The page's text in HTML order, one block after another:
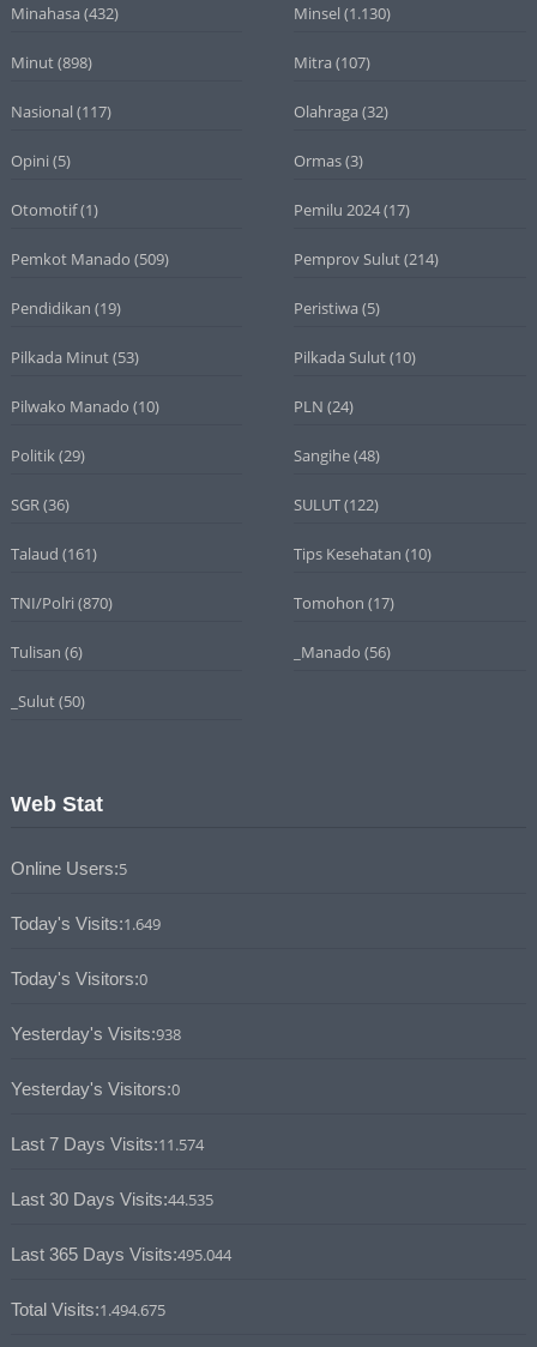
Minahasa (432) Minsel (1.130)
Minut(898) Mitra (107)
Nasional (117) Olahraga (32)
Opini (5) Ormas(3)
Otomotif(1) Pemilu 2024(17)
Pemkot Manado (509) Pemprov Sulut(214)
Pendidikan (19) Peristiwa (5)
Pilkada Minut(53) Pilkada Sulut(10)
Pilwako Manado (10) PLN (24)
Politik(29) Sangihe(48)
SGR(36) SULUT(122)
Talaud (161) Tips Kesehatan (10)
TNI/Polri (870) Tomohon (17)
Tulisan (6) _Manado (56)
_Sulut(50)
Web Stat
Online Users:5
Today's Visits:1.649
Today's Visitors:0
Yesterday's Visits:938
Yesterday's Visitors:0
Last 7 Days Visits:11.574
Last 30 Days Visits:44.535
Last 365 Days Visits:495.044
Total Visits:1.494.675